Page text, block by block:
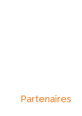
Partenaires